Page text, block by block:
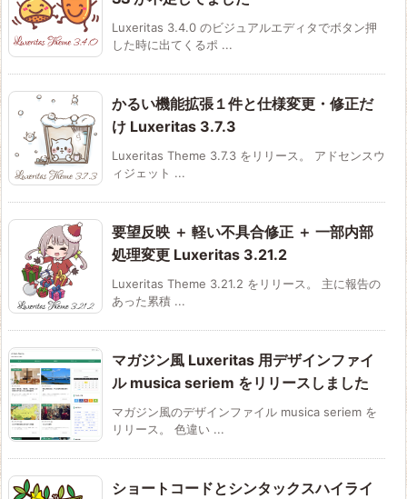
Luxeritas 3.4.0 のビジュアルエディタでボタン押
した時に出てくるポ ...
かるい機能拡張１件と仕様変更・修正だ
け Luxeritas 3.7.3
Luxeritas Theme 3.7.3 をリリース。 アドセンスウ
ィジェット ...
要望反映 ＋ 軽い不具合修正 ＋ 一部内部
処理変更 Luxeritas 3.21.2
Luxeritas Theme 3.21.2 をリリース。 主に報告の
あった累積 ...
マガジン風 Luxeritas 用デザインファイ
ル musica seriem をリリースしました
マガジン風のデザインファイル musica seriem を
リリース。 色違い ...
ショートコードとシンタックスハイライ